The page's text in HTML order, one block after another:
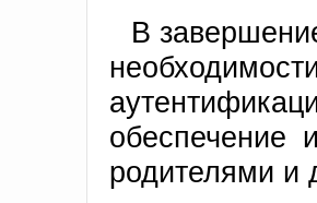
В
обеспечение
родителями и